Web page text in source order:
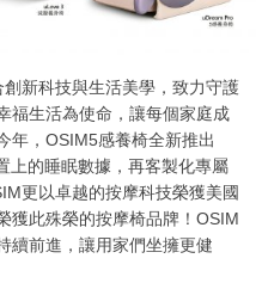
新科技與生活美學，致力守護
福生活為使命，讓每個家庭成
年，OSIM5感養椅全新推出
上的睡眠數據，再客製化專屬
更以卓越的按摩科技榮獲美國
獲此殊榮的按摩椅品牌！OSIM
續前進，讓用家們坐擁更健